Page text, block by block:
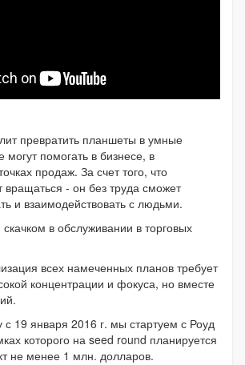
превратить планшеты в умные
помогать в бизнесе, в
продаж. За счет того, что
- он без труда сможет
и взаимодействовать с людьми.
в обслуживании в торговых
всех намеченных планов требует
концентрации и фокуса, но вместе
19 января 2016 г. мы стартуем с Роуд
которого на seed round планируется
не менее 1 млн. долларов.